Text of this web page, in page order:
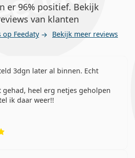
er 96% positief. Bekijk
van klanten
op Feedaty Bekijk meer reviews
3dgn later al binnen. Echt
gehad, heel erg netjes geholpen
ik daar weer!!